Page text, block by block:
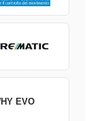
EVO